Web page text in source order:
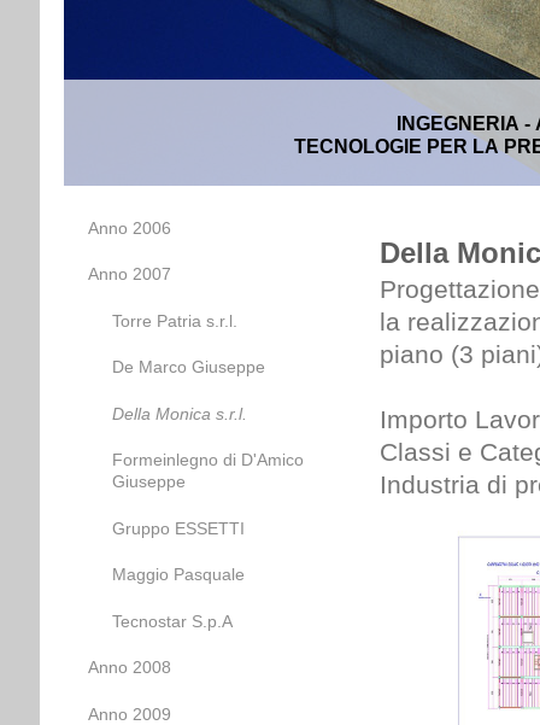
INGEGNERIA
TECNOLOGIE PER LA
Della
la
piano (3
Importo
Classi e
Industria di
Anno 2006
Anno 2007
Torre Patria s.r.l.
De Marco Giuseppe
Della Monica s.r.l.
Formeinlegno di D'Amico
Giuseppe
Gruppo ESSETTI
Maggio Pasquale
Tecnostar S.p.A
Anno 2008
Anno 2009